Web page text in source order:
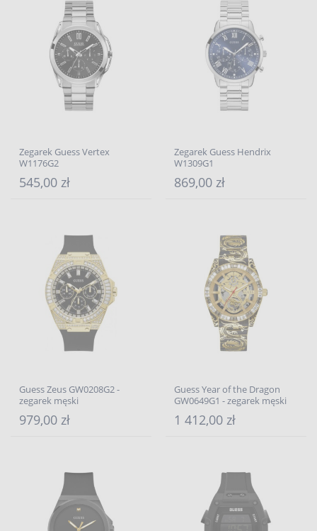
Zegarek Guess Vertex
W1176G2
545,00 zł
Zegarek Guess Hendrix
W1309G1
869,00 zł
Guess Zeus GW0208G2 -
zegarek męski
979,00 zł
Guess Year of the Dragon
GW0649G1 - zegarek męski
1 412,00 zł